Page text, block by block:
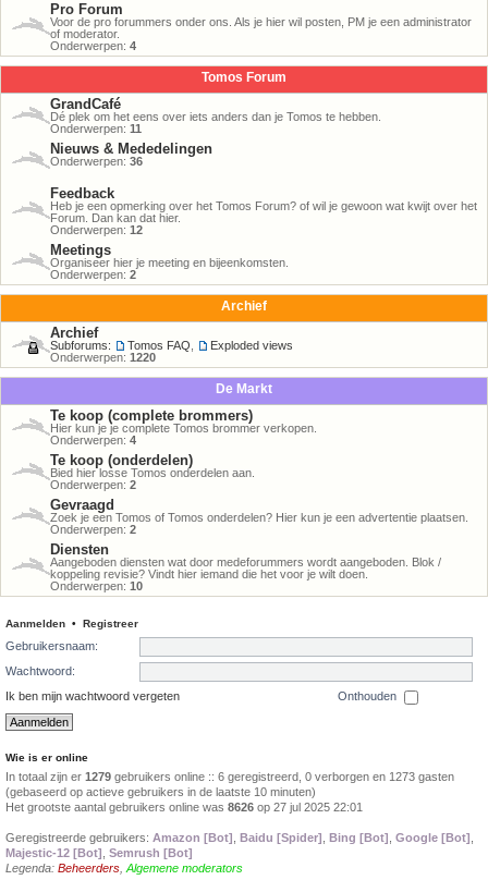
Pro Forum
Voor de pro forummers onder ons. Als je hier wil posten, PM je een administrator
of moderator.
Onderwerpen: 4
Tomos Forum
GrandCafé
Dé plek om het eens over iets anders dan je Tomos te hebben.
Onderwerpen: 11
Nieuws & Mededelingen
Onderwerpen: 36
Feedback
Heb je een opmerking over het Tomos Forum? of wil je gewoon wat kwijt over het
Forum. Dan kan dat hier.
Onderwerpen: 12
Meetings
Organiseer hier je meeting en bijeenkomsten.
Onderwerpen: 2
Archief
Archief
Subforums: Tomos FAQ
Exploded views
Onderwerpen: 1220
De Markt
Te koop (complete brommers)
Hier kun je je complete Tomos brommer verkopen.
Onderwerpen: 4
Te koop (onderdelen)
Bied hier losse Tomos onderdelen aan.
Onderwerpen: 2
Gevraagd
Zoek je een Tomos of Tomos onderdelen? Hier kun je een advertentie plaatsen.
Onderwerpen: 2
Diensten
Aangeboden diensten wat door medeforummers wordt aangeboden. Blok /
koppeling revisie? Vindt hier iemand die het voor je wilt doen.
Onderwerpen: 10
Aanmelden • Registreer
Gebruikersnaam:
Wachtwoord:
Ik ben mijn wachtwoord vergeten
Onthouden
Wie is er online
In totaal zijn er 1279 gebruikers online :: 6 geregistreerd, 0 verborgen en 1273 gasten
(gebaseerd op actieve gebruikers in de laatste 10 minuten)
Het grootste aantal gebruikers online was 8626 op 27 jul 2025 22:01
Geregistreerde gebruikers: Amazon [Bot] Baidu [Spider] Bing [Bot] Google [Bot]
Majestic-12 [Bot] Semrush [Bot]
Legenda: Beheerders Algemene moderators